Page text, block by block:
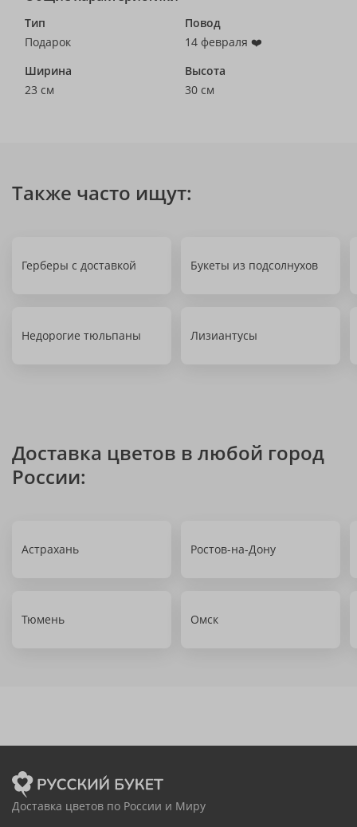
Тип
Подарок
Повод
14 февраля ❤️
Ширина
23 см
Высота
30 см
Также часто ищут:
Герберы с доставкой Букеты из подсолнухов
Недорогие тюльпаны Лизиантусы
Доставка цветов в любой город
России:
Астрахань Ростов-на-Дону
Тюмень Омск
Доставка цветов по России и Миру